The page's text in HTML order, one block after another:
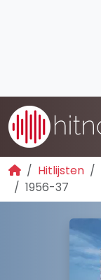
Hitlijsten
1956-37